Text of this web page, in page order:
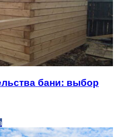
бани: выбор